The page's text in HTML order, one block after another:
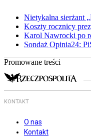
Nietykalna sierżant
Koszty rocznicy
Karol Nawrocki po
Sondaż Opinia24:
Promowane treści
KONTAKT
O nas
Kontakt